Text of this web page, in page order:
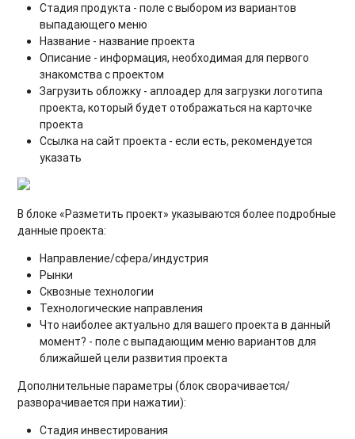
Стадия продукта - поле с выбором из вариантов
выпадающего меню
Название - название проекта
Описание - информация, необходимая для первого
знакомства с проектом
Загрузить обложку - аплоадер для загрузки логотипа
проекта, который будет отображаться на карточке
проекта
Ссылка на сайт проекта - если есть, рекомендуется
указать
В блоке «Разметить проект» указываются более подробные
данные проекта:
Направление/сфера/индустрия
Рынки
Сквозные технологии
Технологические направления
Что наиболее актуально для вашего проекта в данный
момент? - поле с выпадающим меню вариантов для
ближайшей цели развития проекта
Дополнительные параметры (блок сворачивается/
разворачивается при нажатии):
Стадия инвестирования